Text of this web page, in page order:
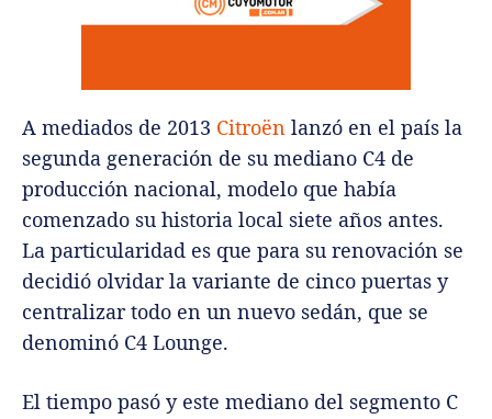
A mediados de 2013 Citroën lanzó en el país la
segunda generación de su mediano C4 de
producción nacional, modelo que había
comenzado su historia local siete años antes.
La particularidad es que para su renovación se
decidió olvidar la variante de cinco puertas y
centralizar todo en un nuevo sedán, que se
denominó C4 Lounge.
El tiempo pasó y este mediano del segmento C